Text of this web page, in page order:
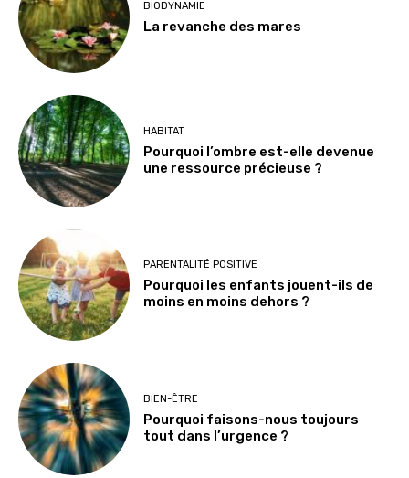
BIODYNAMIE
La revanche des mares
HABITAT
Pourquoi l’ombre est-elle devenue
une ressource précieuse ?
PARENTALITÉ POSITIVE
Pourquoi les enfants jouent-ils de
moins en moins dehors ?
BIEN-ÊTRE
Pourquoi faisons-nous toujours
tout dans l’urgence ?